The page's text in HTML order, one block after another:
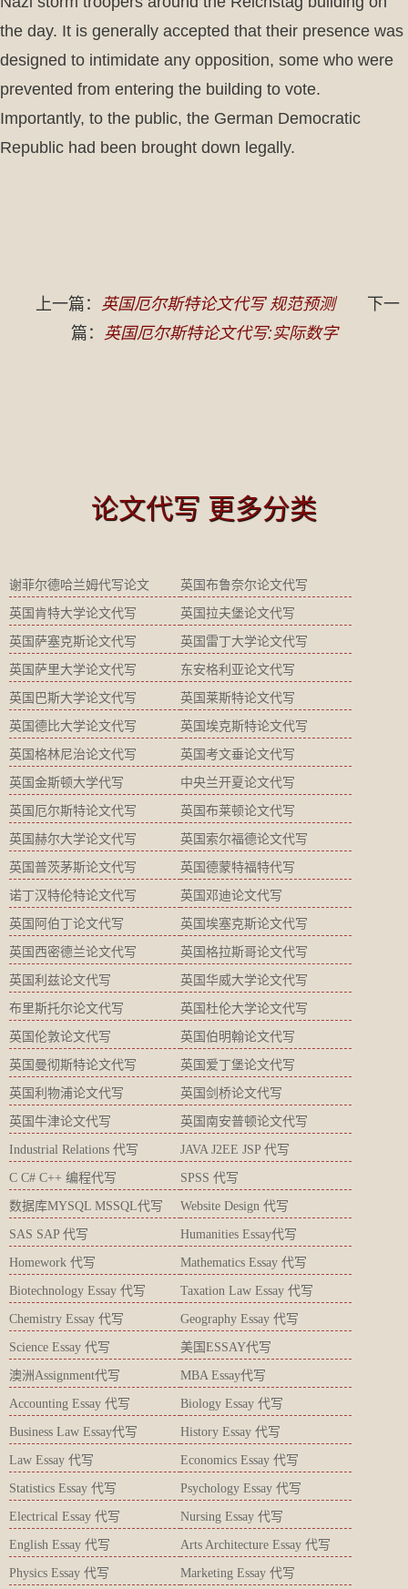
the day. It is generally accepted that their presence was
designed to intimidate any opposition, some who were
prevented from entering the building to vote.
Importantly, to the public, the German Democratic
Republic had been brought down legally.
上一篇： 英国厄尔斯特论文代写 规范预测
下一
篇：
英国厄尔斯特论文代写:实际数字
论文代写 更多分类
谢菲尔德哈兰姆代写论文 英国布鲁奈尔论文代写
英国肯特大学论文代写 英国拉夫堡论文代写
英国萨塞克斯论文代写 英国雷丁大学论文代写
英国萨里大学论文代写 东安格利亚论文代写
英国巴斯大学论文代写 英国莱斯特论文代写
英国德比大学论文代写 英国埃克斯特论文代写
英国格林尼治论文代写 英国考文垂论文代写
英国金斯顿大学代写 中央兰开夏论文代写
英国厄尔斯特论文代写 英国布莱顿论文代写
英国赫尔大学论文代写 英国索尔福德论文代写
英国普茨茅斯论文代写 英国德蒙特福特代写
诺丁汉特伦特论文代写 英国邓迪论文代写
英国阿伯丁论文代写 英国埃塞克斯论文代写
英国西密德兰论文代写 英国格拉斯哥论文代写
英国利兹论文代写 英国华威大学论文代写
布里斯托尔论文代写 英国杜伦大学论文代写
英国伦敦论文代写 英国伯明翰论文代写
英国曼彻斯特论文代写 英国爱丁堡论文代写
英国利物浦论文代写 英国剑桥论文代写
英国牛津论文代写 英国南安普顿论文代写
Industrial Relations 代写 JAVA J2EE JSP 代写
C C# C++ 编程代写 SPSS 代写
数据库MYSQL MSSQL代写 Website Design 代写
SAS SAP 代写 Humanities Essay代写
Homework 代写 Mathematics Essay 代写
Biotechnology Essay 代写 Taxation Law Essay 代写
Chemistry Essay 代写 Geography Essay 代写
Science Essay 代写 美国ESSAY代写
澳洲Assignment代写 MBA Essay代写
Accounting Essay 代写 Biology Essay 代写
Business Law Essay代写 History Essay 代写
Law Essay 代写 Economics Essay 代写
Statistics Essay 代写 Psychology Essay 代写
Electrical Essay 代写 Nursing Essay 代写
English Essay 代写 Arts Architecture Essay 代写
Physics Essay 代写 Marketing Essay 代写